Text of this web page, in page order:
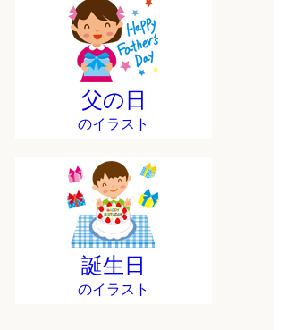
父の日
のイラスト
誕生日
のイラスト